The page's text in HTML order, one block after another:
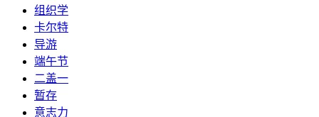
组织学
卡尔特
导游
端午节
二盖一
暂存
意志力